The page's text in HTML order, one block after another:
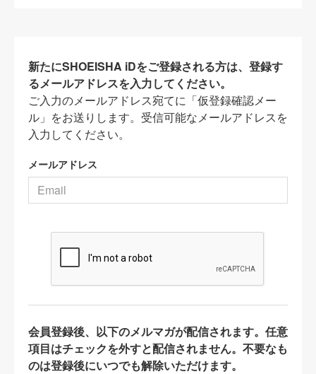
新たにSHOEISHA iDをご登録される方は、登録す
るメールアドレスを入力してください。
ご入力のメールアドレス宛てに「仮登録確認メー
ル」をお送りします。受信可能なメールアドレスを
入力してください。
メールアドレス
会員登録後、以下のメルマガが配信されます。任意
項目はチェックを外すと配信されません。不要なも
のは登録後にいつでも解除いただけます。